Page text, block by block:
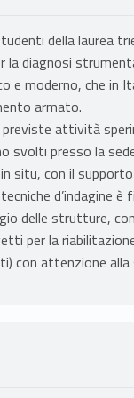
della laurea
la diagnosi
moderno, che in
armato.
previste attività
svolti presso la
situ, con il
tecniche d’indagine
delle strutture,
per la
con attenzione alla